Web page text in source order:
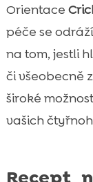
Orientace
péče se
na tom, jestli
či všeobecně
široké
vašich